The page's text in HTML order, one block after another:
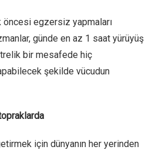
öncesi egzersiz yapmaları
günde en az 1 saat yürüyüş
bir mesafede hiç
şekilde vücudun
için dünyanın her yerinden